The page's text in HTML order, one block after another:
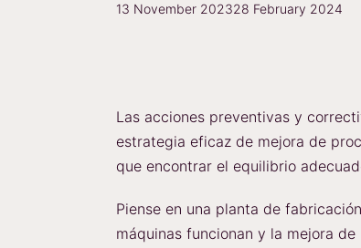
13 November 202328 February 2024
Las acciones preventivas y
estrategia eficaz de mejora de
que encontrar el equilibrio
Piense en una planta de
máquinas funcionan y la mejora